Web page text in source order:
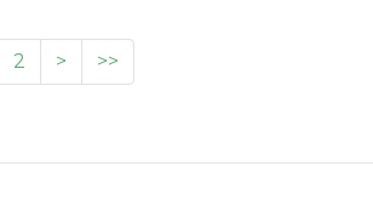
2 > >>